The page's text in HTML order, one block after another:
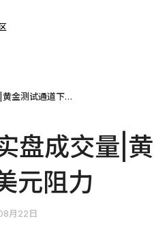
COMEX黄金期货实盘成交量|黄金测试通道下沿 关注2557美元阻力
盘成交量|
元阻力
月22日